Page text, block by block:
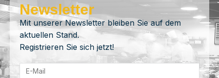
Newsletter
Mit unserer Newsletter bleiben Sie auf dem
aktuellen Stand.
Registrieren Sie sich jetzt!